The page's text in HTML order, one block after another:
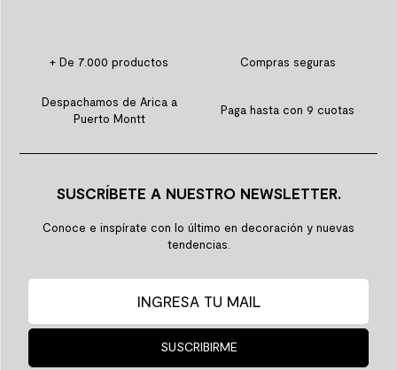
+ De 7.000 productos Compras seguras
Despachamos de Arica a
Puerto Montt
Paga hasta con 9 cuotas
SUSCRÍBETE A NUESTRO NEWSLETTER.
Conoce e inspírate con lo último en decoración y nuevas
tendencias.
SUSCRIBIRME